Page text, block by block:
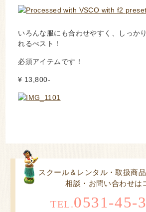
いろんな服にも合わせやすく、しっか
れるべスト！
必須アイテムです！
¥ 13,800-
スクール＆レンタル・取扱商
相談・お問い合わせは
TEL.0531-45-